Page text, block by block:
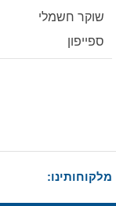
שוקר חשמלי
ספייפון
מלקוחותינו: